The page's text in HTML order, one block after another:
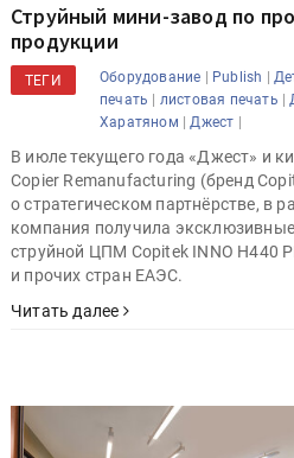
Струйный мини-завод по
продукции
ТЕГИ Оборудование | Publish |
печать | листовая печать |
Харатяном | Джест |
В июле текущего года «Джест» и
Copier Remanufacturing (бренд
о стратегическом партнёрстве, в
компания получила
струйной ЦПМ Copitek INNO H440
и прочих стран ЕАЭС.
Читать далее